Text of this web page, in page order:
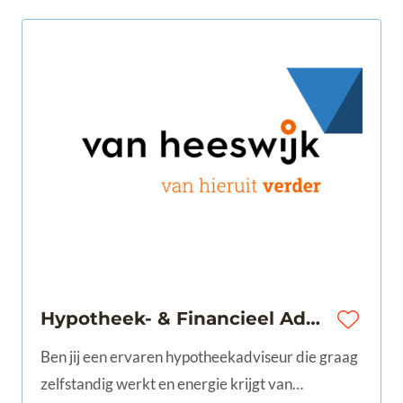
Hypotheek- & Financieel Adviseur | Papendrecht | € 55.000 - € 80.000
Ben jij een ervaren hypotheekadviseur die graag
zelfstandig werkt en energie krijgt van